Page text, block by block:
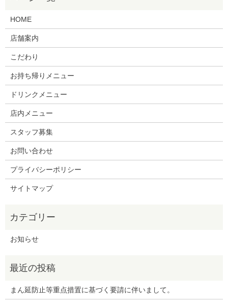
HOME
店舗案内
こだわり
お持ち帰りメニュー
ドリンクメニュー
店内メニュー
スタッフ募集
お問い合わせ
プライバシーポリシー
サイトマップ
お知らせ
まん延防止等重点措置に基づく要請に伴いまして。